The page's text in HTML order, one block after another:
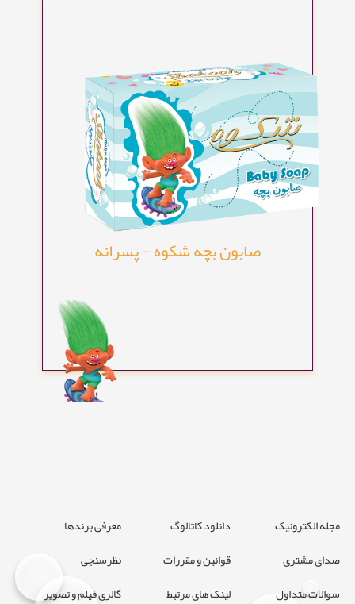
صابون بچه شکوه - پسرانه
مجله الکترونیک دانلود کاتالوگ
معرفی برندها
صدای مشتری
قوانین و مقررات
نظرسنجی
سوالات متداول
لینک های مرتبط گالری فیلم و تصویر